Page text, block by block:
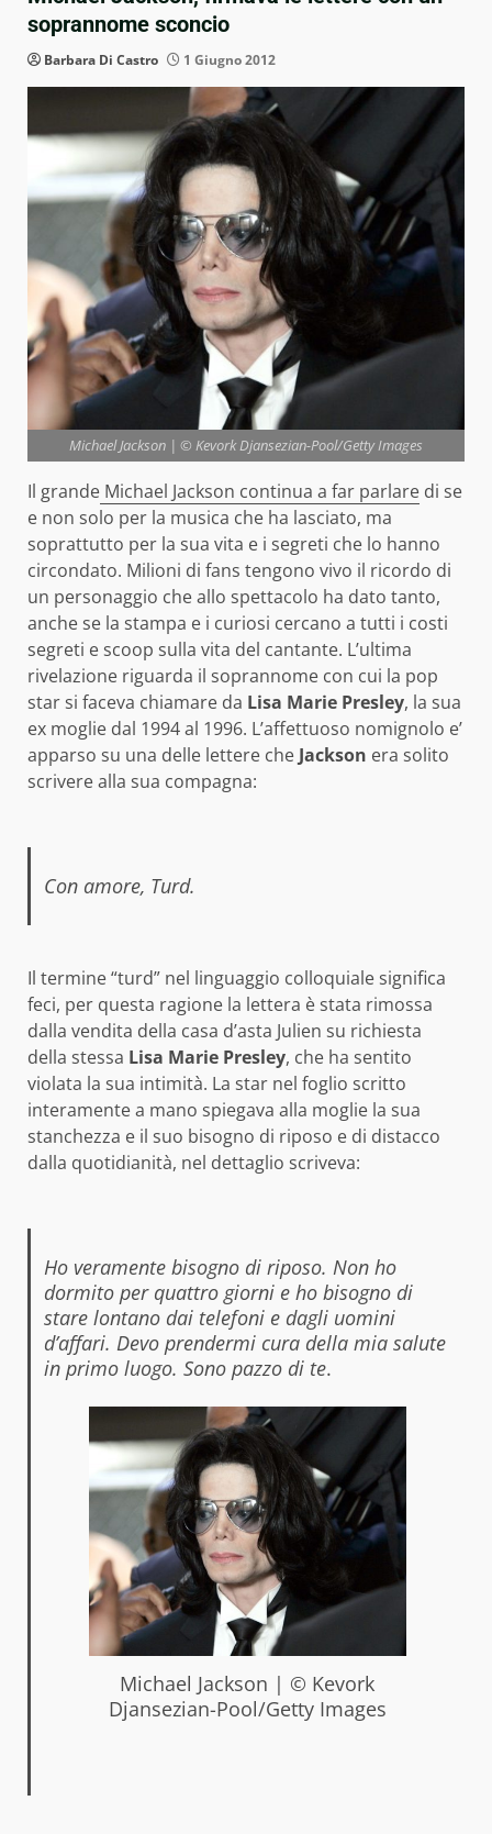
soprannome sconcio
Barbara Di Castro 1 Giugno 2012
Michael Jackson | © Kevork Djansezian-Pool/Getty Images
Il grande Michael Jackson continua a far parlare di se
e non solo per la musica che ha lasciato, ma
soprattutto per la sua vita e i segreti che lo hanno
circondato. Milioni di fans tengono vivo il ricordo di
un personaggio che allo spettacolo ha dato tanto,
anche se la stampa e i curiosi cercano a tutti i costi
segreti e scoop sulla vita del cantante. L’ultima
rivelazione riguarda il soprannome con cui la pop
star si faceva chiamare da Lisa Marie Presley, la sua
ex moglie dal 1994 al 1996. L’affettuoso nomignolo e’
apparso su una delle lettere che Jackson era solito
scrivere alla sua compagna:
Con amore, Turd.
Il termine “turd” nel linguaggio colloquiale significa
feci, per questa ragione la lettera è stata rimossa
dalla vendita della casa d’asta Julien su richiesta
della stessa Lisa Marie Presley, che ha sentito
violata la sua intimità. La star nel foglio scritto
interamente a mano spiegava alla moglie la sua
stanchezza e il suo bisogno di riposo e di distacco
dalla quotidianità, nel dettaglio scriveva:
Ho veramente bisogno di riposo. Non ho
dormito per quattro giorni e ho bisogno di
stare lontano dai telefoni e dagli uomini
d’affari. Devo prendermi cura della mia salute
in primo luogo. Sono pazzo di te.
Michael Jackson | © Kevork
Djansezian-Pool/Getty Images